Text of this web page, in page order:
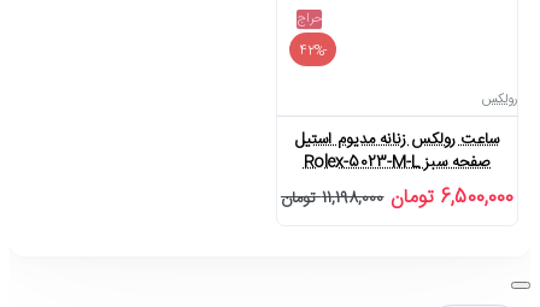
حراج
-42%
رولکس
ساعت رولکس زنانه مدیوم استیل
صفحه سبز Rolex-5023-M-L
6,500,000 تومان 11,198,000 تومان